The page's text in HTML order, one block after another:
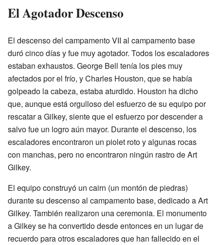
El Agotador Descenso
El descenso del campamento VII al campamento base
duró cinco días y fue muy agotador. Todos los escaladores
estaban exhaustos. George Bell tenía los pies muy
afectados por el frío, y Charles Houston, que se había
golpeado la cabeza, estaba aturdido. Houston ha dicho
que, aunque está orgulloso del esfuerzo de su equipo por
rescatar a Gilkey, siente que el esfuerzo por descender a
salvo fue un logro aún mayor. Durante el descenso, los
escaladores encontraron un piolet roto y algunas rocas
con manchas, pero no encontraron ningún rastro de Art
Gilkey.
El equipo construyó un cairn (un montón de piedras)
durante su descenso al campamento base, dedicado a Art
Gilkey. También realizaron una ceremonia. El monumento
a Gilkey se ha convertido desde entonces en un lugar de
recuerdo para otros escaladores que han fallecido en el